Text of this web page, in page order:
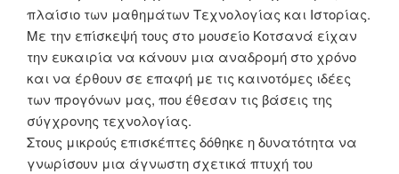
πλαίσιο των μαθημάτων Τεχνολογίας και Ιστορίας.
Με την επίσκεψή τους στο μουσείο Κοτσανά είχαν
την ευκαιρία να κάνουν μια αναδρομή στο χρόνο
και να έρθουν σε επαφή με τις καινοτόμες ιδέες
των προγόνων μας, που έθεσαν τις βάσεις της
σύγχρονης τεχνολογίας.
Στους μικρούς επισκέπτες δόθηκε η δυνατότητα να
γνωρίσουν μια άγνωστη σχετικά πτυχή του